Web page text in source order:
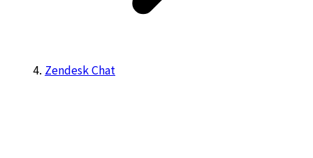
Zendesk Chat